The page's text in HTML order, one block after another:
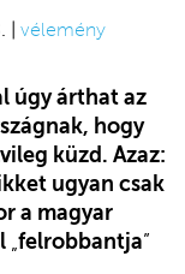
| vélemény
úgy árthat az
hogy
küzd. Azaz:
ugyan csak
a magyar
felrobbantja”